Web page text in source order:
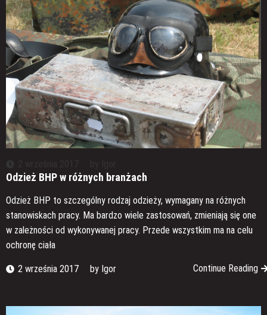
Odzież BHP w różnych branżach
Odzież BHP to szczególny rodzaj odzieży, wymagany na różnych
stanowiskach pracy. Ma bardzo wiele zastosowań, zmieniają się one
w zależności od wykonywanej pracy. Przede wszystkim ma na celu
ochronę ciała
2 września 2017 by Igor Continue Reading